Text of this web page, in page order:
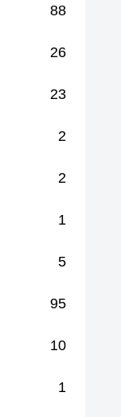
88
26
23
2
2
1
5
95
10
1